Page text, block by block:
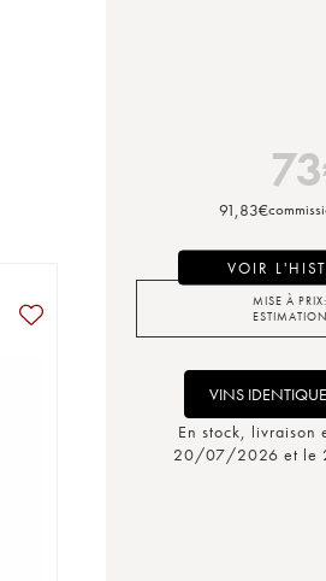
73
91,83€
VOIR
MISE À PRIX:
VINS
En stock, livraison
20/07/2026 et le